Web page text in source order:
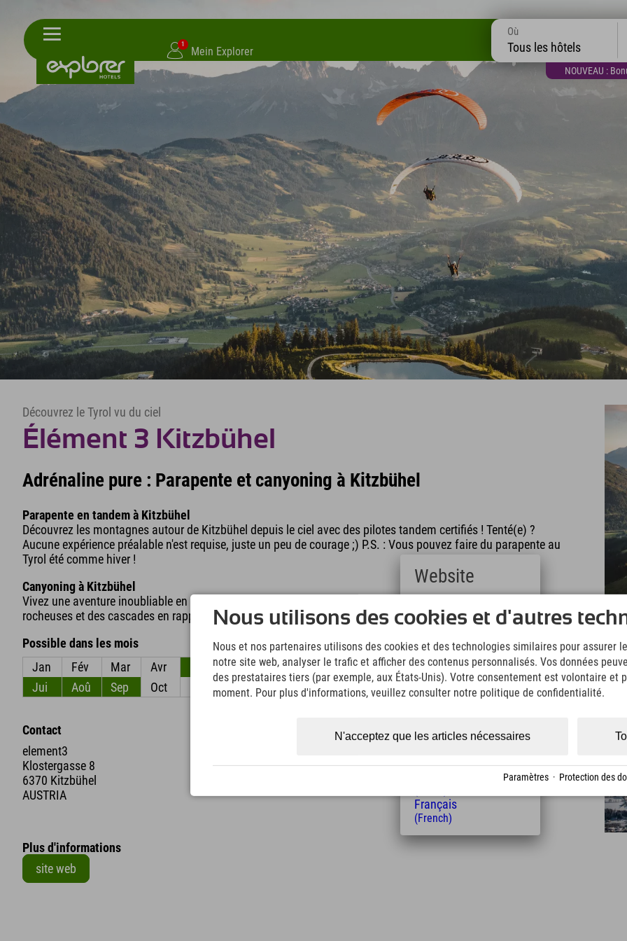
1
Mein Explorer
NOUVEAU :
Où
Tous les hôtels
Découvrez le Tyrol vu du ciel
Élément 3 Kitzbühel
Adrénaline pure : Parapente et canyoning à Kitzbühel
Parapente en tandem à Kitzbühel
Découvrez les montagnes autour de Kitzbühel depuis le ciel avec des pilotes tandem certifiés ! Tenté(e) ?
Aucune expérience préalable n'est requise, juste un peu de courage ;) P.S. : Vous pouvez faire du parapente au
Tyrol été comme hiver !
Canyoning à Kitzbühel
Vivez une aventure inoubliable en eaux vives avec un guide de canyoning ! Partez à la conquête des parois
rocheuses et des cascades en rappel, en escalade et à la nage.
Possible dans les mois
Jan
Fév Mar Avr
Jun
Jui
Aoû Sep Oct Déc
Contact
element3
Klostergasse 8
6370 Kitzbühel
AUSTRIA
Distance de l'hôtel
Plus d'informations
site web
Nous utilisons des cookies et d'autres
Nous et nos partenaires utilisons des cookies et des technologies similaires pour assurer
notre site web, analyser le trafic et afficher des contenus personnalisés. Vos données
des prestataires tiers (par exemple, aux États-Unis). Votre consentement est volontaire et
moment. Pour plus d'informations, veuillez consulter notre politique de confidentialité.
N'acceptez que les articles nécessaires
Paramètres · Protection des
Website
Deutsch
(German)
(English)
Italiano
(Italian)
Čeština
(Polish)
(Hungarian)
Français
(French)